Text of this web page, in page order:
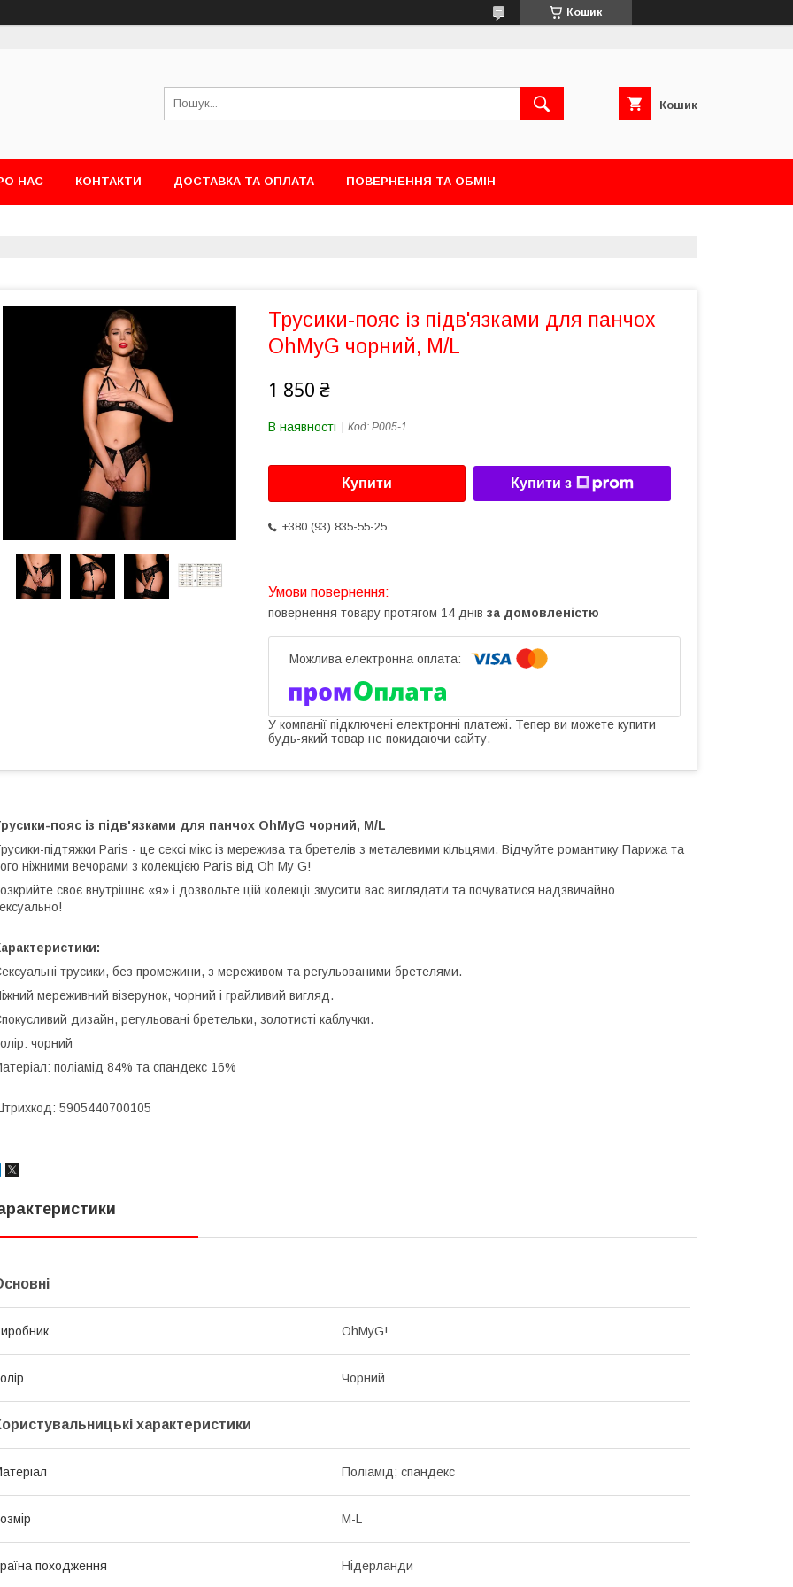
Кошик
Кошик
НАС КОНТАКТИ ДОСТАВКА ТА ОПЛАТА ПОВЕРНЕННЯ ТА ОБМІН
Трусики-пояс із підв'язками для панчох
OhMyG чорний, M/L
1 850 ₴
В наявності Код: P005-1
Купити Купити з
+380 (93) 835-55-25
повернення товару протягом 14 днів за домовленістю
У компанії підключені електронні платежі. Тепер ви можете купити
будь-який товар не покидаючи сайту.
пояс із підв'язками для панчох OhMyG чорний, M/L
підтяжки Paris - це сексі мікс із мережива та бретелів з металевими кільцями. Відчуйте романтику Парижа та
ніжними вечорами з колекцією Paris від Oh My G!
своє внутрішнє «я» і дозвольте цій колекції змусити вас виглядати та почуватися надзвичайно
трусики, без промежини, з мереживом та регульованими бретелями.
мереживний візерунок, чорний і грайливий вигляд.
дизайн, регульовані бретельки, золотисті каблучки.
чорний
поліамід 84% та спандекс 16%
5905440700105
OhMyG!
Чорний
характеристики
Поліамід; спандекс
M-L
походження Нідерланди